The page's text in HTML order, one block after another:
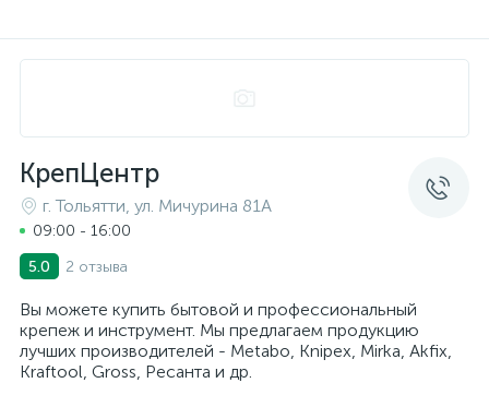
КрепЦентр
г. Тольятти, ул. Мичурина 81А
09:00 - 16:00
5.0
2 отзыва
Вы можете купить бытовой и профессиональный
крепеж и инструмент. Мы предлагаем продукцию
лучших производителей - Metabo, Knipex, Mirka, Akfix,
Kraftool, Gross, Ресанта и др.